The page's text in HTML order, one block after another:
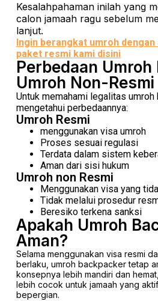
Kesalahpahaman inilah yang
calon jamaah ragu sebelum
lanjut.
Ingin berangkat umroh
paket resmi kami disini
Perbedaan Umroh
Umroh Non-Resmi
Untuk memahami legalitas umroh
mengetahui perbedaannya:
Umroh Resmi
menggunakan visa umroh
Proses sesuai regulasi
Terdata dalam sistem
Aman dari sisi hukum
Umroh non Resmi
Menggunakan visa yang
Tidak melalui prosedur
Beresiko terkena sanksi
Apakah Umroh
Aman?
Selama menggunakan visa resmi
berlaku, umroh backpacker tetap
konsepnya lebih mandiri dan
lebih cocok untuk jamaah yang
bepergian.